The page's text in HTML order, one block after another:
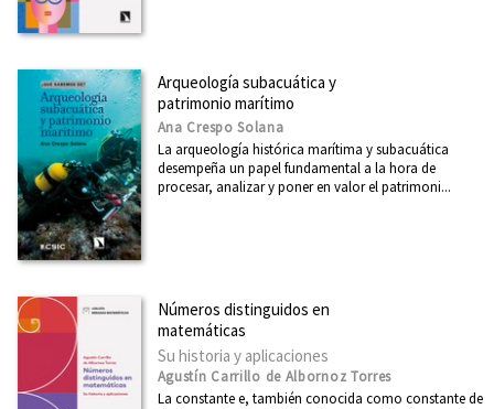
Arqueología subacuática y
patrimonio marítimo
Ana Crespo Solana
La arqueología histórica marítima y subacuática
desempeña un papel fundamental a la hora de
procesar, analizar y poner en valor el patrimoni...
Números distinguidos en
matemáticas
Su historia y aplicaciones
Agustín Carrillo de Albornoz Torres
La constante e, también conocida como constante de